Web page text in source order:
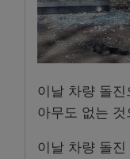
이날 차량 돌
아무도 없는
이날 차량 돌진